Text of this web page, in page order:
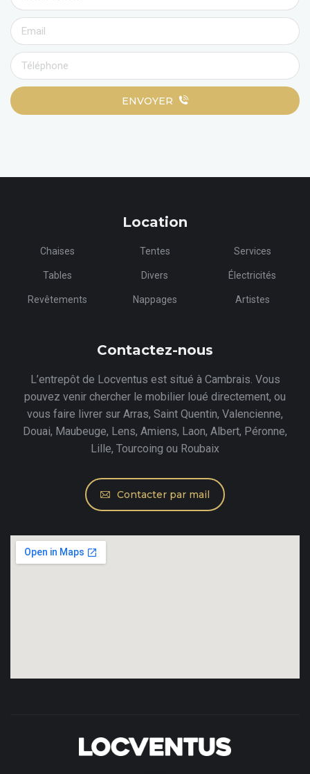
ENVOYER
Location
Chaises
Tables
Revêtements
Tentes
Divers
Nappages
Services
Électricités
Artistes
Contactez-nous
L’entrepôt de Locventus est situé à Cambrais. Vous
pouvez venir chercher le mobilier loué directement, ou
vous faire livrer sur Arras, Saint Quentin, Valencienne,
Douai, Maubeuge, Lens, Amiens, Laon, Albert, Péronne,
Lille, Tourcoing ou Roubaix
Contacter par mail